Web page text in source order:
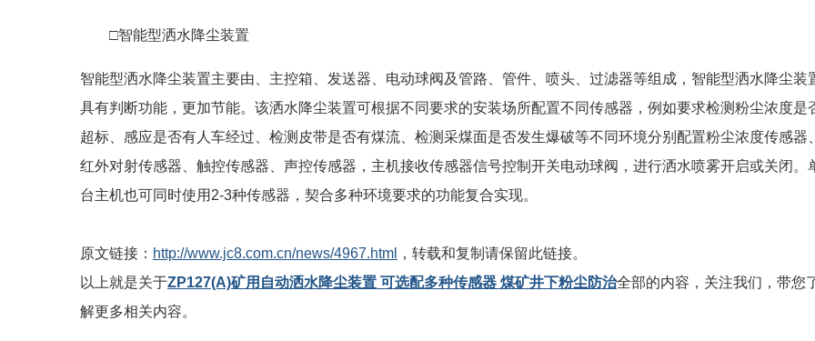
□智能型洒水降尘装置
智能型洒水降尘装置主要由、主控箱、发送器、电动球阀及管路、管件、喷头、过滤器等组成，智能型洒水降尘装
具有判断功能，更加节能。该洒水降尘装置可根据不同要求的安装场所配置不同传感器，例如要求检测粉尘浓度是
超标、感应是否有人车经过、检测皮带是否有煤流、检测采煤面是否发生爆破等不同环境分别配置粉尘浓度传感器
红外对射传感器、触控传感器、声控传感器，主机接收传感器信号控制开关电动球阀，进行洒水喷雾开启或关闭。
台主机也可同时使用2-3种传感器，契合多种环境要求的功能复合实现。
原文链接： http://www.jc8.com.cn/news/4967.html
，转载和复制请保留此链接。
以上就是关于ZP127(A)矿用自动洒水降尘装置 可选配多种传感器 煤矿井下粉尘防治全部的内容，关注我们，带您
解更多相关内容。